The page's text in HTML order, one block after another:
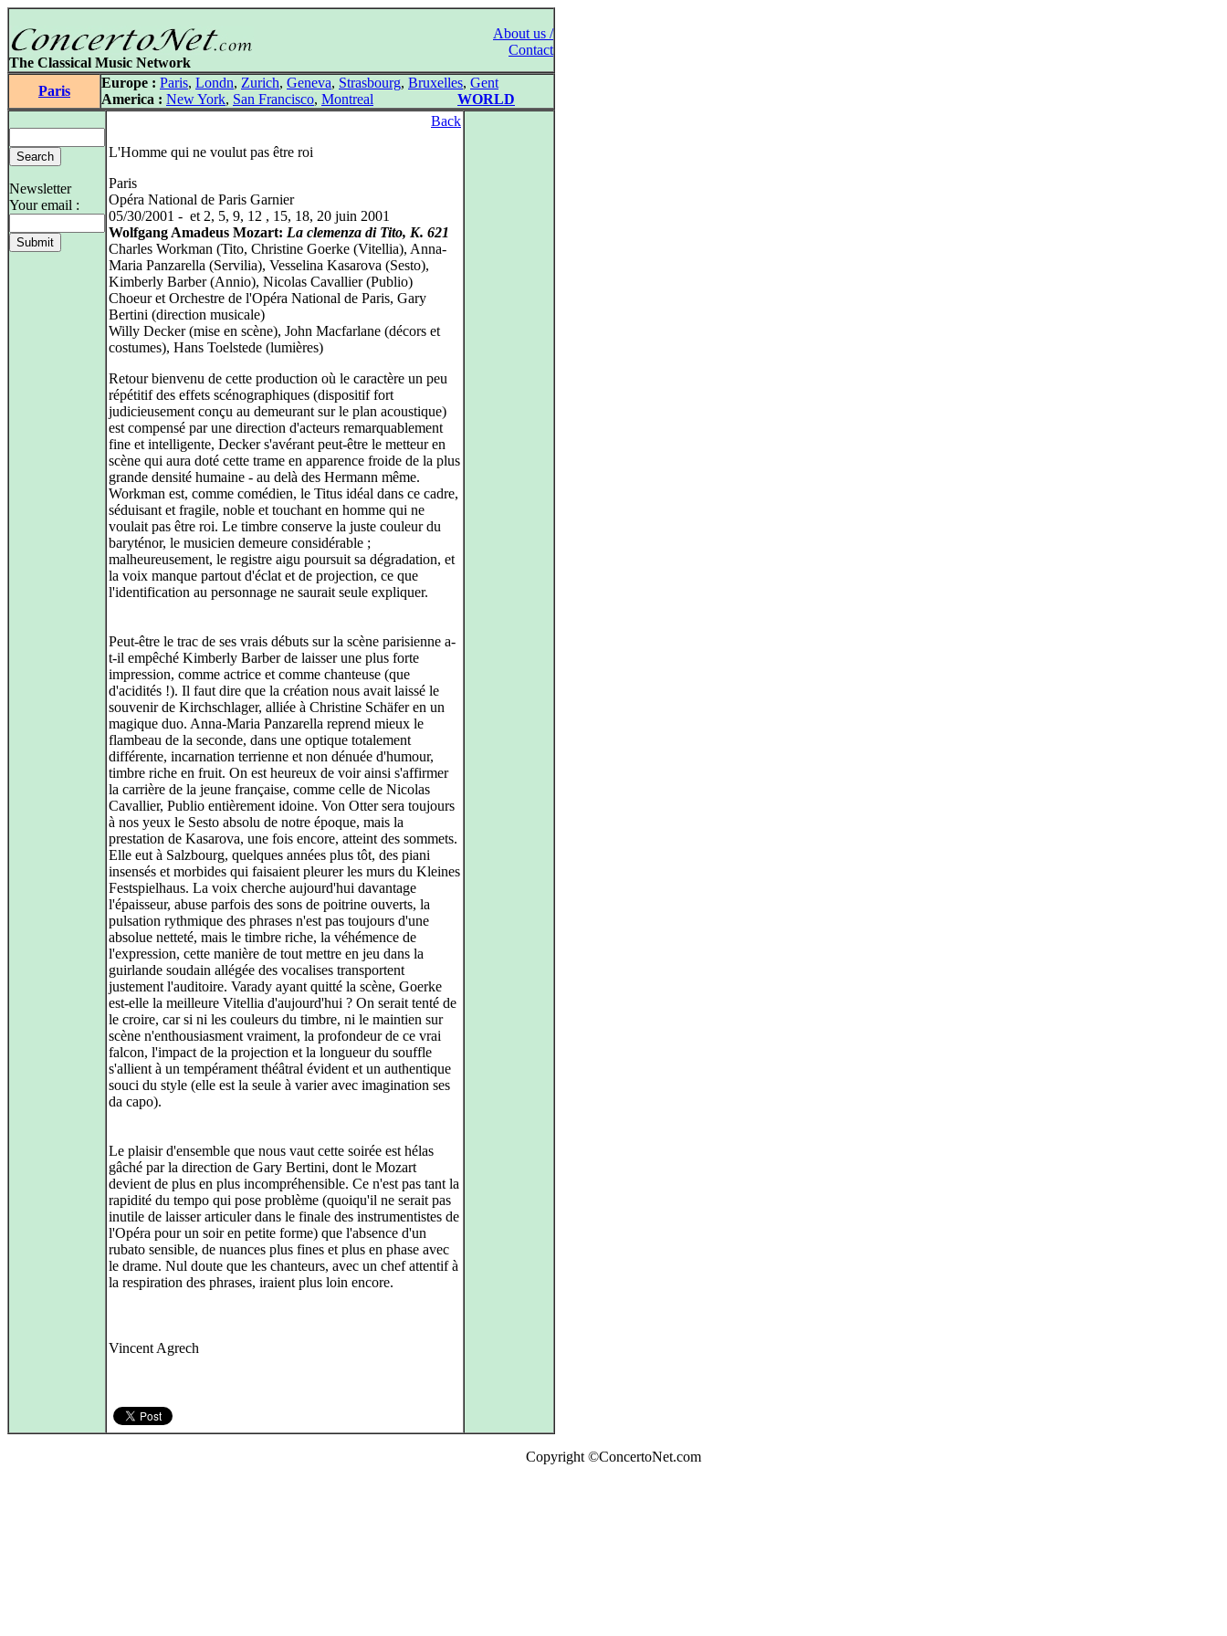
About us /
Contact
The Classical Music Network
Paris
Europe : Paris, Londn, Zurich, Geneva, Strasbourg, Bruxelles, Gent
America : New York, San Francisco, Montreal WORLD
Newsletter
Your email :
Back
L'Homme qui ne voulut pas être roi
Paris
Opéra National de Paris Garnier
05/30/2001 - et 2, 5, 9, 12 , 15, 18, 20 juin 2001
Wolfgang Amadeus Mozart: La clemenza di Tito, K. 621
Charles Workman (Tito, Christine Goerke (Vitellia), Anna-
Maria Panzarella (Servilia), Vesselina Kasarova (Sesto),
Kimberly Barber (Annio), Nicolas Cavallier (Publio)
Choeur et Orchestre de l'Opéra National de Paris, Gary
Bertini (direction musicale)
Willy Decker (mise en scène), John Macfarlane (décors et
costumes), Hans Toelstede (lumières)
Retour bienvenu de cette production où le caractère un peu
répétitif des effets scénographiques (dispositif fort
judicieusement conçu au demeurant sur le plan acoustique)
est compensé par une direction d'acteurs remarquablement
fine et intelligente, Decker s'avérant peut-être le metteur en
scène qui aura doté cette trame en apparence froide de la plus
grande densité humaine - au delà des Hermann même.
Workman est, comme comédien, le Titus idéal dans ce cadre,
séduisant et fragile, noble et touchant en homme qui ne
voulait pas être roi. Le timbre conserve la juste couleur du
baryténor, le musicien demeure considérable ;
malheureusement, le registre aigu poursuit sa dégradation, et
la voix manque partout d'éclat et de projection, ce que
l'identification au personnage ne saurait seule expliquer.
Peut-être le trac de ses vrais débuts sur la scène parisienne a-
t-il empêché Kimberly Barber de laisser une plus forte
impression, comme actrice et comme chanteuse (que
d'acidités !). Il faut dire que la création nous avait laissé le
souvenir de Kirchschlager, alliée à Christine Schäfer en un
magique duo. Anna-Maria Panzarella reprend mieux le
flambeau de la seconde, dans une optique totalement
différente, incarnation terrienne et non dénuée d'humour,
timbre riche en fruit. On est heureux de voir ainsi s'affirmer
la carrière de la jeune française, comme celle de Nicolas
Cavallier, Publio entièrement idoine. Von Otter sera toujours
à nos yeux le Sesto absolu de notre époque, mais la
prestation de Kasarova, une fois encore, atteint des sommets.
Elle eut à Salzbourg, quelques années plus tôt, des piani
insensés et morbides qui faisaient pleurer les murs du Kleines
Festspielhaus. La voix cherche aujourd'hui davantage
l'épaisseur, abuse parfois des sons de poitrine ouverts, la
pulsation rythmique des phrases n'est pas toujours d'une
absolue netteté, mais le timbre riche, la véhémence de
l'expression, cette manière de tout mettre en jeu dans la
guirlande soudain allégée des vocalises transportent
justement l'auditoire. Varady ayant quitté la scène, Goerke
est-elle la meilleure Vitellia d'aujourd'hui ? On serait tenté de
le croire, car si ni les couleurs du timbre, ni le maintien sur
scène n'enthousiasment vraiment, la profondeur de ce vrai
falcon, l'impact de la projection et la longueur du souffle
s'allient à un tempérament théâtral évident et un authentique
souci du style (elle est la seule à varier avec imagination ses
da capo).
Le plaisir d'ensemble que nous vaut cette soirée est hélas
gâché par la direction de Gary Bertini, dont le Mozart
devient de plus en plus incompréhensible. Ce n'est pas tant la
rapidité du tempo qui pose problème (quoiqu'il ne serait pas
inutile de laisser articuler dans le finale des instrumentistes de
l'Opéra pour un soir en petite forme) que l'absence d'un
rubato sensible, de nuances plus fines et plus en phase avec
le drame. Nul doute que les chanteurs, avec un chef attentif à
la respiration des phrases, iraient plus loin encore.
Vincent Agrech
Copyright ©ConcertoNet.com